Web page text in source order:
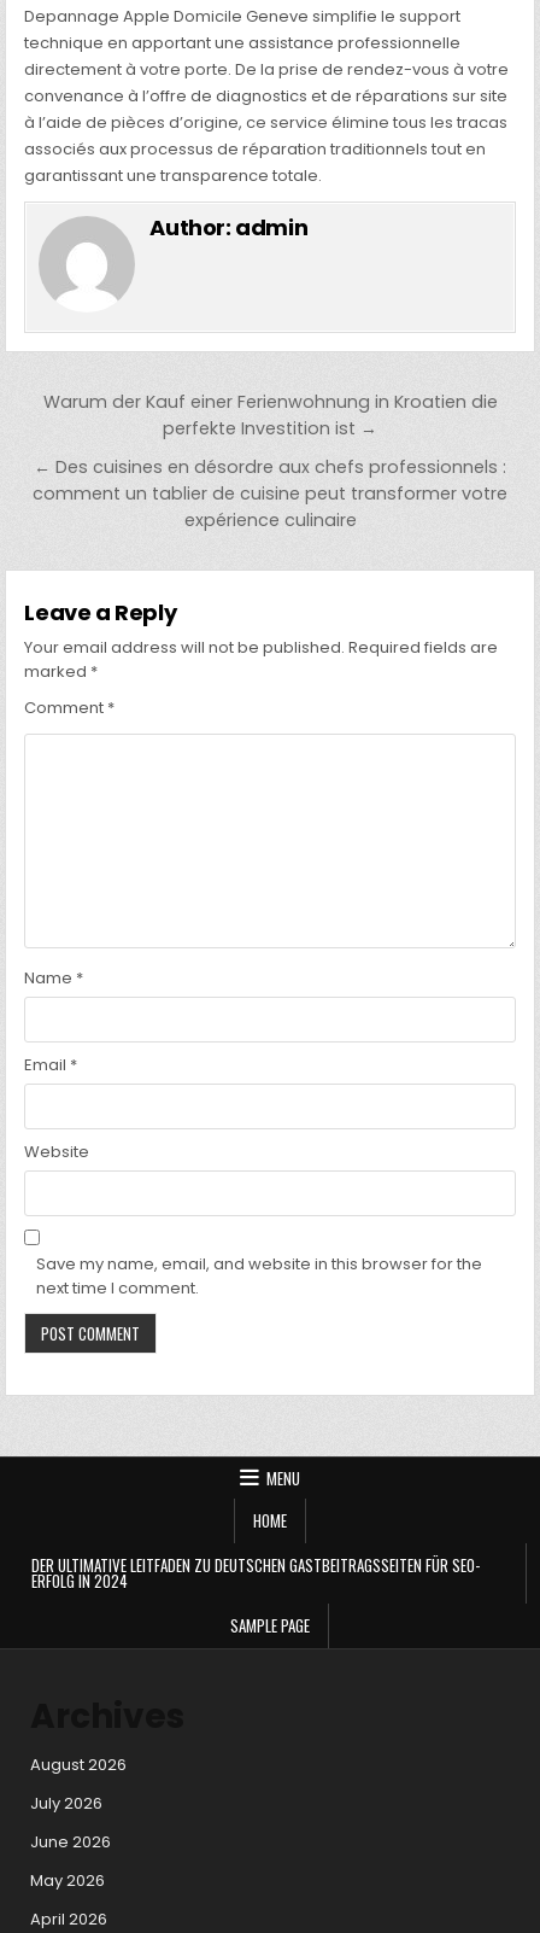
Depannage Apple Domicile Geneve simplifie le support
technique en apportant une assistance professionnelle
directement à votre porte. De la prise de rendez-vous à votre
convenance à l’offre de diagnostics et de réparations sur site
à l’aide de pièces d’origine, ce service élimine tous les tracas
associés aux processus de réparation traditionnels tout en
garantissant une transparence totale.
Author: admin
Post
navigation
Warum der Kauf einer Ferienwohnung in Kroatien die
perfekte Investition ist →
← Des cuisines en désordre aux chefs professionnels :
comment un tablier de cuisine peut transformer votre
expérience culinaire
Leave a Reply
Your email address will not be published. Required fields are
marked *
Comment *
Name *
Email *
Website
Save my name, email, and website in this browser for the
next time I comment.
MENU
HOME
DER ULTIMATIVE LEITFADEN ZU DEUTSCHEN GASTBEITRAGSSEITEN FÜR SEO-
ERFOLG IN 2024
SAMPLE PAGE
August 2026
July 2026
June 2026
May 2026
April 2026